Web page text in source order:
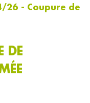
- Coupure de
DE